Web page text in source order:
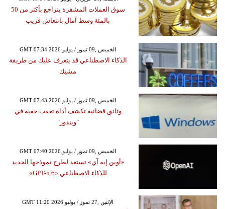
سوق العملات المشفرة يتراجع بأكثر من 50
بالمئة وسط آمال بانتعاش قريب
GMT 07:34 2026 الخميس ,09 تموز / يوليو
الذكاء الاصطناعي قد يتعرف عليك من طريقة
مشيك
GMT 07:43 2026 الخميس ,09 تموز / يوليو
وثائق قضائية تكشف أداة تعقب خفية في
"ويندوز"
GMT 07:40 2026 الخميس ,09 تموز / يوليو
«أوبن إيه آي» تستعد لطرح نموذجها الجديد
للذكاء الاصطناعي «GPT-5.6»
GMT 11:20 2026 الإثنين ,27 تموز / يوليو